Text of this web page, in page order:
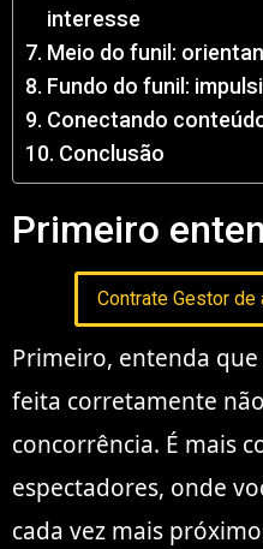
interesse
Meio do funil:
Fundo do funil:
Conectando
Conclusão
Primeiro
Contrate Gestor
Primeiro, entenda
feita corretamente
concorrência. É mais
espectadores, onde
cada vez mais